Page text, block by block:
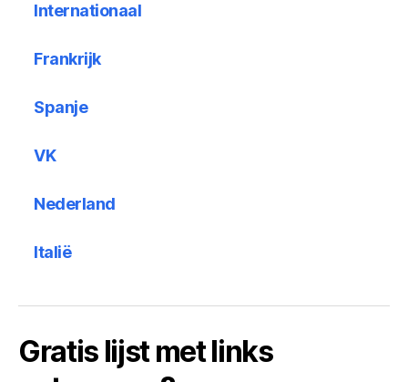
Internationaal
Frankrijk
Spanje
VK
Nederland
Italië
Gratis lijst met links